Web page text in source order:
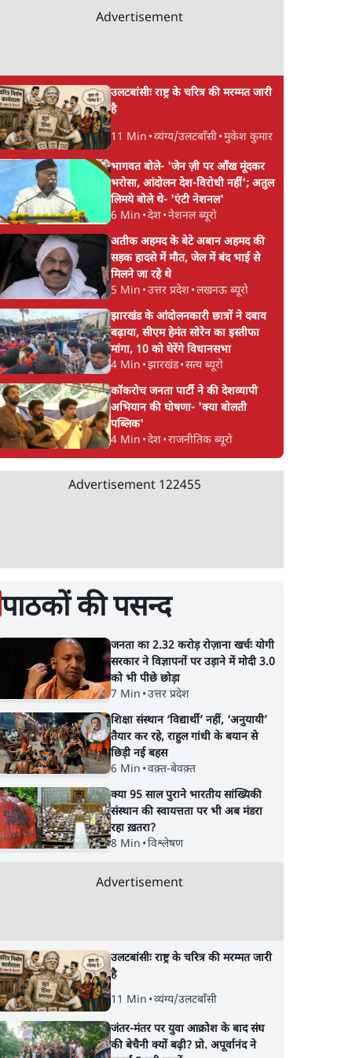
Advertisement
उलटबांसीः राष्ट्र के चरित्र की मरम्मत जारी
है
11 Min •व्यंग्य/उलटबाँसी•मुकेश कुमार
भागवत बोले- 'जेन ज़ी पर आँख मूंदकर
भरोसा, आंदोलन देश-विरोधी नहीं'; अतुल
लिमये बोले थे- 'एंटी नेशनल'
6 Min •देश•नेशनल ब्यूरो
अतीक अहमद के बेटे अबान अहमद की
सड़क हादसे में मौत, जेल में बंद भाई से
मिलने जा रहे थे
5 Min •उत्तर प्रदेश•लखनऊ ब्यूरो
झारखंड के आंदोलनकारी छात्रों ने दबाव
बढ़ाया, सीएम हेमंत सोरेन का इस्तीफा
मांगा, 10 को घेरेंगे विधानसभा
4 Min •झारखंड•सत्य ब्यूरो
कॉकरोच जनता पार्टी ने की देशव्यापी
अभियान की घोषणा- 'क्या बोलती
पब्लिक'
4 Min •देश•राजनीतिक ब्यूरो
Advertisement 122455
पाठकों की पसन्द
जनता का 2.32 करोड़ रोज़ाना खर्चः योगी
सरकार ने विज्ञापनों पर उड़ाने में मोदी 3.0
को भी पीछे छोड़ा
7 Min •उत्तर प्रदेश
शिक्षा संस्थान ‘विद्यार्थी’ नहीं, ‘अनुयायी’
तैयार कर रहे, राहुल गांधी के बयान से
छिड़ी नई बहस
6 Min •वक़्त-बेवक़्त
क्या 95 साल पुराने भारतीय सांख्यिकी
संस्थान की स्वायत्तता पर भी अब मंडरा
रहा ख़तरा?
8 Min •विश्लेषण
Advertisement
उलटबांसीः राष्ट्र के चरित्र की मरम्मत जारी
है
11 Min •व्यंग्य/उलटबाँसी
जंतर-मंतर पर युवा आक्रोश के बाद संघ
की बेचैनी क्यों बढ़ी? प्रो. अपूर्वानंद ने